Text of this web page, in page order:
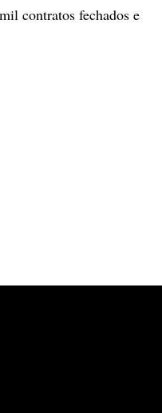
contratos fechados e